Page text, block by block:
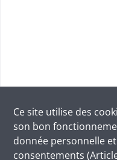
Ce site utilise des
son bon
donnée personnelle
consentements